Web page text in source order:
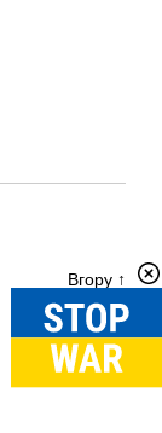
Вгору ↑